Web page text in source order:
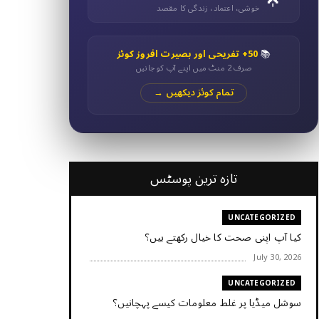
خوشی، اعتماد، زندگی کا مقصد
📚50+ تفریحی اور بصیرت افروز کوئز
صرف 2 منٹ میں اپنے آپ کو جانیں
تمام کوئز دیکھیں →
تازہ ترین پوسٹس
UNCATEGORIZED
کیا آپ اپنی صحت کا خیال رکھتے ہیں؟
July 30, 2026
UNCATEGORIZED
سوشل میڈیا پر غلط معلومات کیسے پہچانیں؟